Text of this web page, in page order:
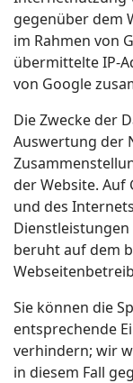
gegenüber dem
im Rahmen von
übermittelte IP-
von Google
Die Zwecke der
Auswertung der
der Website.
und des
beruht auf dem
Sie können die
entsprechende
verhindern; wir
in diesem Fall